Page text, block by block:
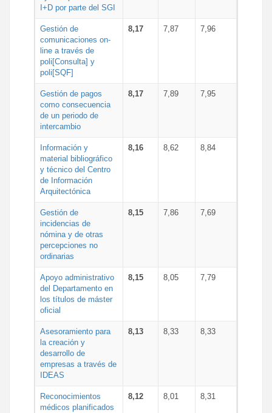
I+D por parte del SGI
Gestión de
comunicaciones on-
line a través de
poli[Consulta] y
poli[SQF]
8,17 7,87 7,96
Gestión de pagos
como consecuencia
de un periodo de
intercambio
8,17 7,89 7,95
Información y
material bibliográfico
y técnico del Centro
de Información
Arquitectónica
8,16 8,62 8,84
Gestión de
incidencias de
nómina y de otras
percepciones no
ordinarias
8,15 7,86 7,69
Apoyo administrativo
del Departamento en
los títulos de máster
oficial
8,15 8,05 7,79
Asesoramiento para
la creación y
desarrollo de
empresas a través de
IDEAS
8,13 8,33 8,33
Reconocimientos
médicos planificados
8,12 8,01 8,31